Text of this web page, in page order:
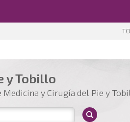
y Tobillo
Medicina y Cirugía del Pie y